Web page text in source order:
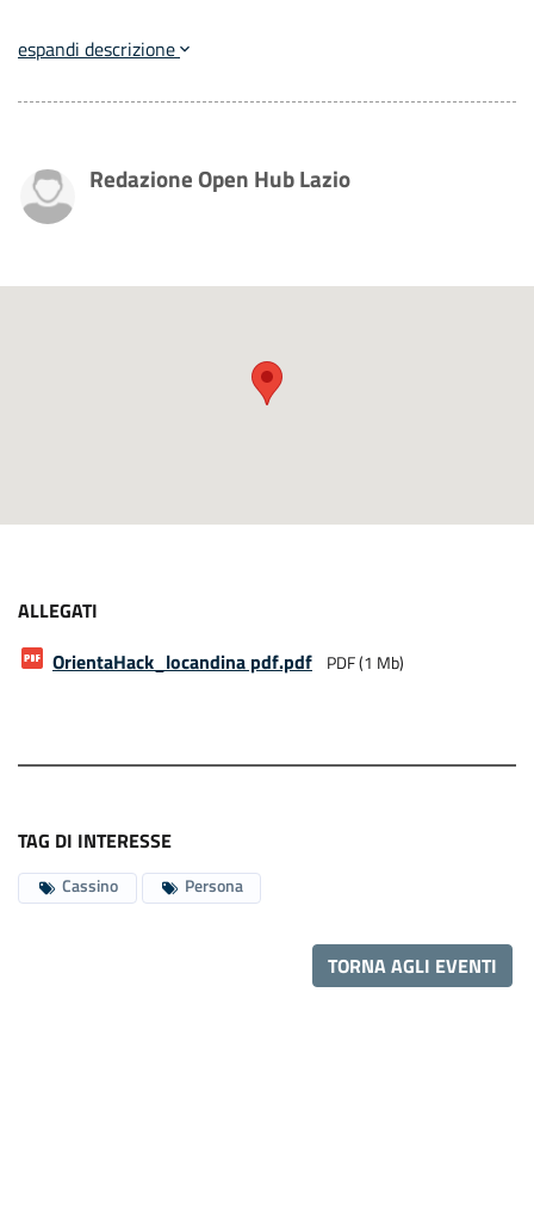
espandi descrizione
Redazione Open Hub Lazio
ALLEGATI
OrientaHack_locandina pdf.pdf PDF (1 Mb)
TAG DI INTERESSE
Cassino Persona
TORNA AGLI EVENTI